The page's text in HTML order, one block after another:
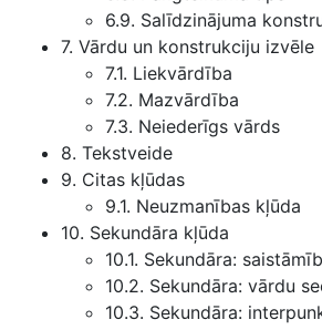
6.9. Salīdzinājuma
7. Vārdu un konstrukciju izvēle
7.1. Liekvārdība
7.2. Mazvārdība
7.3. Neiederīgs vārds
8. Tekstveide
9. Citas kļūdas
9.1. Neuzmanības kļūda
10. Sekundāra kļūda
10.1. Sekundāra:
10.2. Sekundāra: vārdu
10.3. Sekundāra: